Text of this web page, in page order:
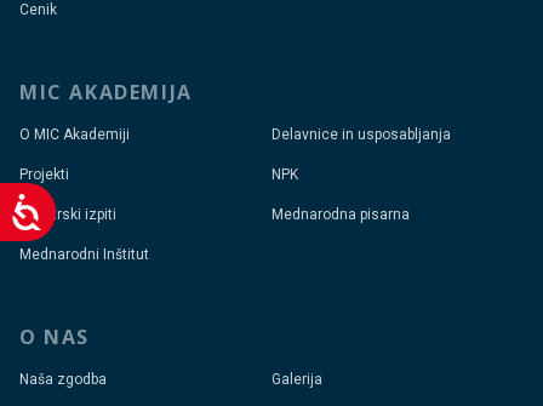
Dostopnost
Cenik
MIC AKADEMIJA
O MIC Akademiji Delavnice in usposabljanja
Projekti NPK
Mojstrski izpiti Mednarodna pisarna
Mednarodni Inštitut
O NAS
Naša zgodba Galerija